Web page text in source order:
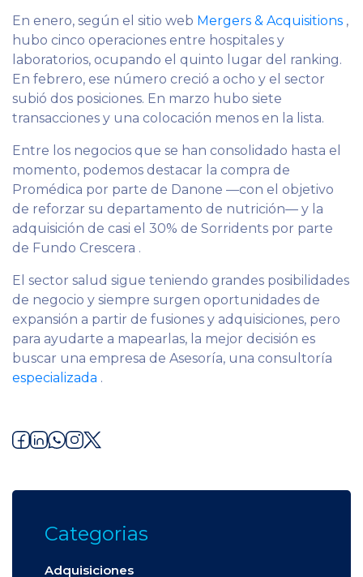
En enero, según el sitio web Mergers & Acquisitions ,
hubo cinco operaciones entre hospitales y
laboratorios, ocupando el quinto lugar del ranking.
En febrero, ese número creció a ocho y el sector
subió dos posiciones. En marzo hubo siete
transacciones y una colocación menos en la lista.
Entre los negocios que se han consolidado hasta el
momento, podemos destacar la compra de
Promédica por parte de Danone —con el objetivo
de reforzar su departamento de nutrición— y la
adquisición de casi el 30% de Sorridents por parte
de Fundo Crescera .
El sector salud sigue teniendo grandes posibilidades
de negocio y siempre surgen oportunidades de
expansión a partir de fusiones y adquisiciones, pero
para ayudarte a mapearlas, la mejor decisión es
buscar una empresa de Asesoría, una consultoría
especializada .
Categorias
Adquisiciones